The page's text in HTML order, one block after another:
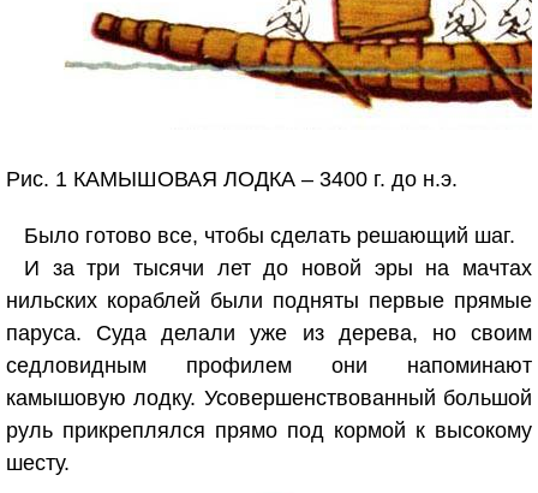
Рис. 1 КАМЫШОВАЯ ЛОДКА – 3400 г. до н.э.
Было готово все, чтобы сделать решающий шаг.
И за три тысячи лет до новой эры на мачтах
нильских кораблей были подняты первые прямые
паруса. Суда делали уже из дерева, но своим
седловидным профилем они напоминают
камышовую лодку. Усовершенствованный большой
руль прикреплялся прямо под кормой к высокому
шесту.